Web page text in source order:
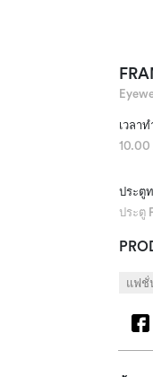
เวลา
10.00
ประตู
ประตู
แฟชั่